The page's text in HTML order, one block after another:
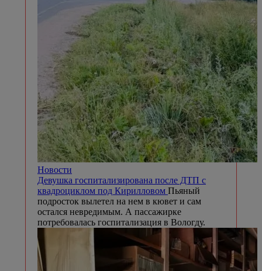
Новости
Девушка госпитализирована после ДТП с
квадроциклом под Кирилловом Пьяный
подросток вылетел на нем в кювет и сам
остался невредимым. А пассажирке
потребовалась госпитализация в Вологду.